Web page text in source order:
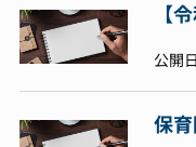
【
公開
保